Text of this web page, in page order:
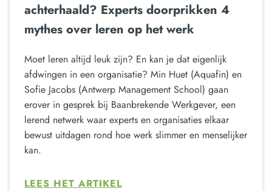
achterhaald? Experts doorprikken 4
mythes over leren op het werk
Moet leren altijd leuk zijn? En kan je dat eigenlijk
afdwingen in een organisatie? Min Huet (Aquafin) en
Sofie Jacobs (Antwerp Management School) gaan
erover in gesprek bij Baanbrekende Werkgever, een
lerend netwerk waar experts en organisaties elkaar
bewust uitdagen rond hoe werk slimmer en menselijker
kan.
LEES HET ARTIKEL